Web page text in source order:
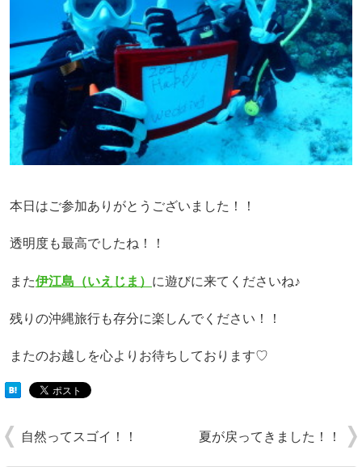
本日はご参加ありがとうございました！！
透明度も最高でしたね！！
また伊江島（いえじま） に遊びに来てくださいね♪
残りの沖縄旅行も存分に楽しんでください！！
またのお越しを心よりお待ちしております♡
自然ってスゴイ！！ 夏が戻ってきました！！